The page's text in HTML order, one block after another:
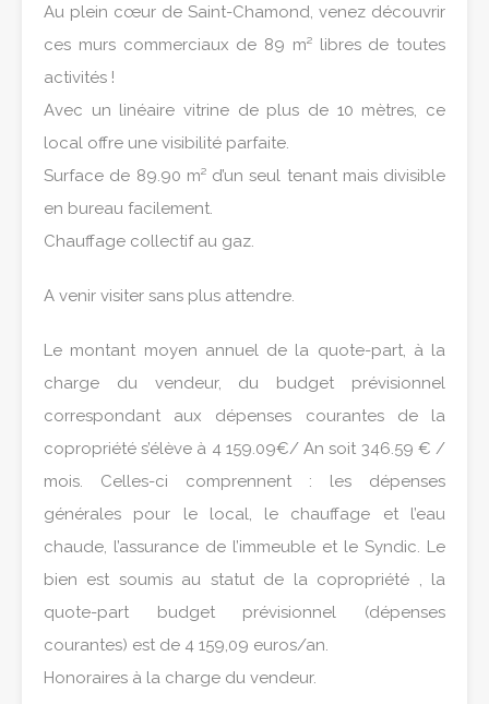
Au plein cœur de Saint-Chamond, venez découvrir
ces murs commerciaux de 89 m² libres de toutes
activités !
Avec un linéaire vitrine de plus de 10 mètres, ce
local offre une visibilité parfaite.
Surface de 89.90 m² d’un seul tenant mais divisible
en bureau facilement.
Chauffage collectif au gaz.
A venir visiter sans plus attendre.
Le montant moyen annuel de la quote-part, à la
charge du vendeur, du budget prévisionnel
correspondant aux dépenses courantes de la
copropriété s’élève à 4 159.09€/ An soit 346.59 € /
mois. Celles-ci comprennent : les dépenses
générales pour le local, le chauffage et l’eau
chaude, l’assurance de l’immeuble et le Syndic. Le
bien est soumis au statut de la copropriété , la
quote-part budget prévisionnel (dépenses
courantes) est de 4 159,09 euros/an.
Honoraires à la charge du vendeur.